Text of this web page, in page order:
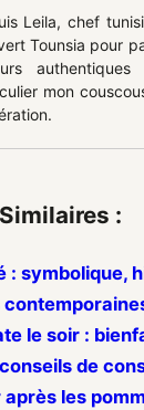
Leila, chef
Tounsia pour
mon
:
: symbolique,
le soir :
de
après les